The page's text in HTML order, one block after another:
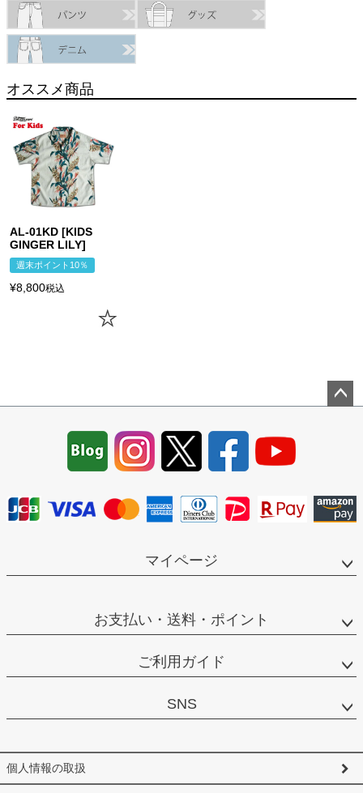
オススメ商品
AL-01KD [KIDS
GINGER LILY]
週末ポイント10％
¥8,800税込
マイページ
お支払い・送料・ポイント
ご利用ガイド
SNS
個人情報の取扱